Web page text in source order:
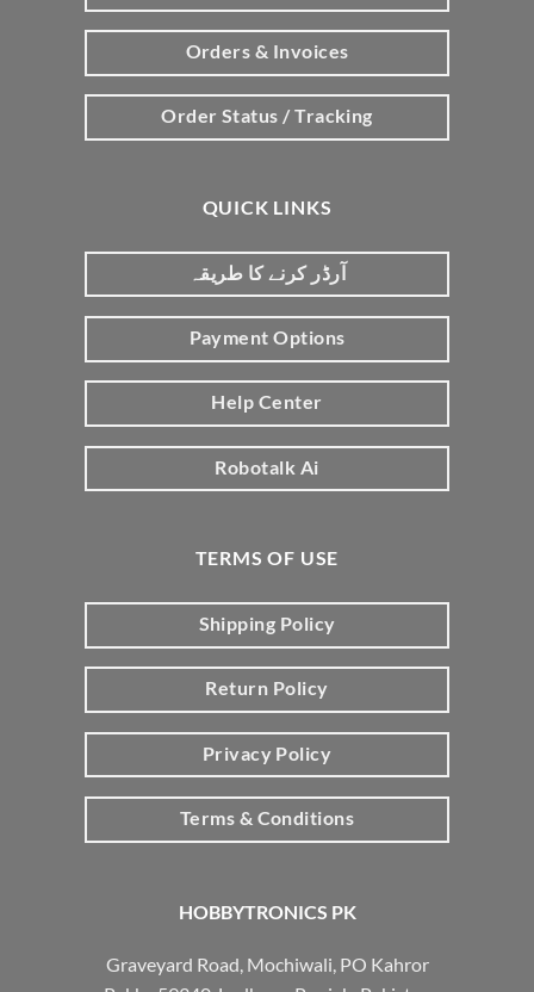
HOBBYTRONICS PK
Graveyard Road, Mochiwali, PO Kahror
Orders & Invoices
Order Status / Tracking
QUICK LINKS
آرڈر کرنے کا طریقہ
Payment Options
Help Center
Robotalk Ai
TERMS OF USE
Shipping Policy
Return Policy
Privacy Policy
Terms & Conditions